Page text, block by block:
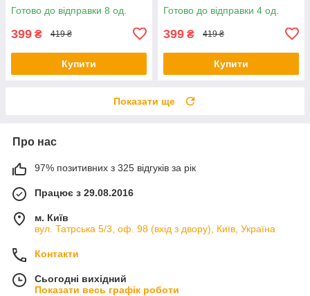
Готово до відправки 8 од.
399 ₴ 419 ₴
Купити
Готово до відправки 4 од.
399 ₴ 419 ₴
Купити
Показати ще
Про нас
97% позитивних з 325 відгуків за рік
Працює з 29.08.2016
м. Київ
вул. Татрська 5/3, оф. 98 (вхід з двору), Київ, Україна
Контакти
Сьогодні вихідний
Показати весь графік роботи